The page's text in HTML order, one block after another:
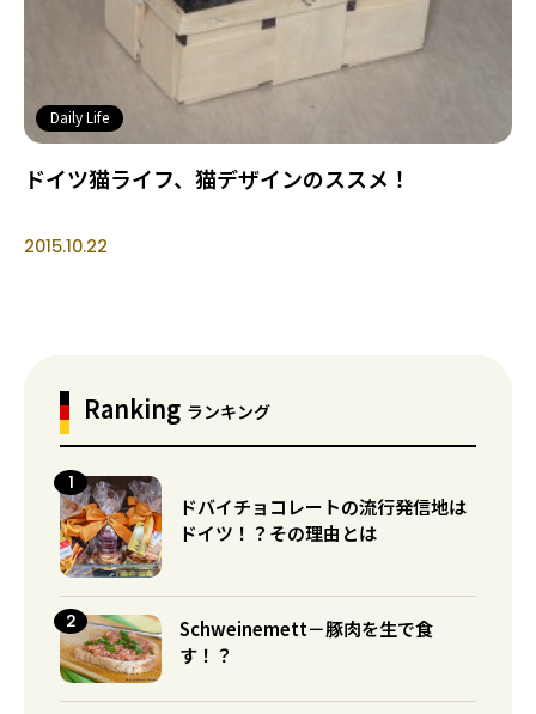
Daily Life
ドイツ猫ライフ、猫デザインのススメ！
2015.10.22
Ranking ランキング
ドバイチョコレートの流行発信地は
ドイツ！？その理由とは
Schweinemett－豚肉を生で食
す！？